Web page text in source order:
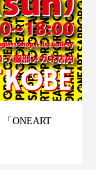
ONEART